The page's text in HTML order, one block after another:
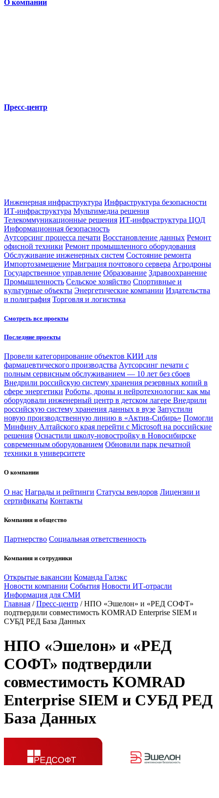
О компании
Пресс-центр
Инженерная инфраструктура Инфраструктура безопасности
ИТ-инфраструктура Мультимедиа решения
Телекоммуникационные решения ИТ-инфраструктура ЦОД
Информационная безопасность
Аутсорсинг процесса печати Восстановление данных Ремонт
офисной техники Ремонт промышленного оборудования
Обслуживание инженерных систем Состояние ремонта
Импортозамещение Миграция почтового сервера Агродроны
Государственное управление Образование Здравоохранение
Промышленность Сельское хозяйство Спортивные и
культурные объекты Энергетические компании Издательства
и полиграфия Торговля и логистика
Смотреть все проекты
Последние проекты
Провели категорирование объектов КИИ для
фармацевтического производства Аутсорсинг печати с
полным сервисным обслуживанием — 10 лет без сбоев
Внедрили российскую систему хранения резервных копий в
сфере энергетики Роботы, дроны и нейротехнологии: как мы
оборудовали инженерный центр в детском лагере Внедрили
российскую систему хранения данных в вузе Запустили
новую производственную линию в «Актив-Сибирь» Помогли
Минфину Алтайского края перейти с Microsoft на российские
решения Оснастили школу-новостройку в Новосибирске
современным оборудованием Обновили парк печатной
техники в университете
О компании
О нас Награды и рейтинги Статусы вендоров Лицензии и
сертификаты Контакты
Компания и общество
Партнерство Социальная ответственность
Компания и сотрудники
Открытые вакансии Команда Галэкс
Новости компании События Новости ИТ-отрасли
Информация для СМИ
Главная / Пресс-центр / НПО «Эшелон» и «РЕД СОФТ»
подтвердили совместимость KOMRAD Enterprise SIEM и
СУБД РЕД База Данных
НПО «Эшелон» и «РЕД
СОФТ» подтвердили
совместимость KOMRAD
Enterprise SIEM и СУБД РЕД
База Данных